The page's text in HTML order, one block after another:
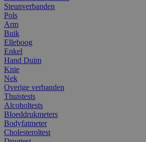
Steunverbanden
Pols
Arm
Buik
Elleboog
Enkel
Hand Duim
Knie
Nek
Overige verbanden
Thuistests
Alcoholtests
Bloeddrukmeters
Bodyfatmeter
Cholesteroltest